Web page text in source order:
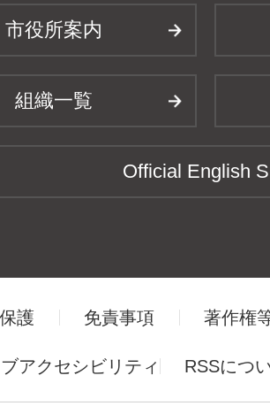
市役所案内
組織一覧
Official English
護 免責事項 著作権
アクセシビリティ RSSにつ